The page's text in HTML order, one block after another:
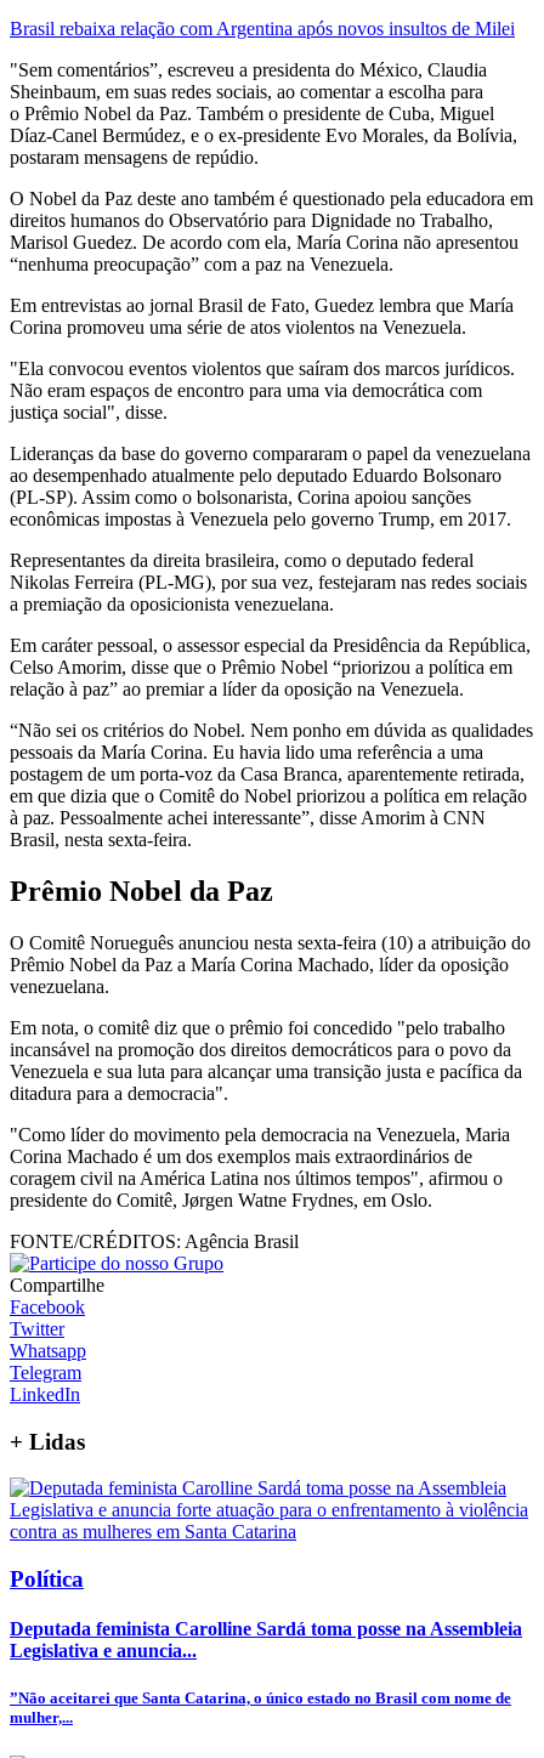
Brasil rebaixa relação com Argentina após novos insultos de Milei
"Sem comentários”, escreveu a presidenta do México, Claudia
Sheinbaum, em suas redes sociais, ao comentar a escolha para
o Prêmio Nobel da Paz. Também o presidente de Cuba, Miguel
Díaz-Canel Bermúdez, e o ex-presidente Evo Morales, da Bolívia,
postaram mensagens de repúdio.
O Nobel da Paz deste ano também é questionado pela educadora em
direitos humanos do Observatório para Dignidade no Trabalho,
Marisol Guedez. De acordo com ela, María Corina não apresentou
“nenhuma preocupação” com a paz na Venezuela.
Em entrevistas ao jornal Brasil de Fato, Guedez lembra que María
Corina promoveu uma série de atos violentos na Venezuela.
"Ela convocou eventos violentos que saíram dos marcos jurídicos.
Não eram espaços de encontro para uma via democrática com
justiça social", disse.
Lideranças da base do governo compararam o papel da venezuelana
ao desempenhado atualmente pelo deputado Eduardo Bolsonaro
(PL-SP). Assim como o bolsonarista, Corina apoiou sanções
econômicas impostas à Venezuela pelo governo Trump, em 2017.
Representantes da direita brasileira, como o deputado federal
Nikolas Ferreira (PL-MG), por sua vez, festejaram nas redes sociais
a premiação da oposicionista venezuelana.
Em caráter pessoal, o assessor especial da Presidência da República,
Celso Amorim, disse que o Prêmio Nobel “priorizou a política em
relação à paz” ao premiar a líder da oposição na Venezuela.
“Não sei os critérios do Nobel. Nem ponho em dúvida as qualidades
pessoais da María Corina. Eu havia lido uma referência a uma
postagem de um porta-voz da Casa Branca, aparentemente retirada,
em que dizia que o Comitê do Nobel priorizou a política em relação
à paz. Pessoalmente achei interessante”, disse Amorim à CNN
Brasil, nesta sexta-feira.
Prêmio Nobel da Paz
O Comitê Norueguês anunciou nesta sexta-feira (10) a atribuição do
Prêmio Nobel da Paz a María Corina Machado, líder da oposição
venezuelana.
Em nota, o comitê diz que o prêmio foi concedido "pelo trabalho
incansável na promoção dos direitos democráticos para o povo da
Venezuela e sua luta para alcançar uma transição justa e pacífica da
ditadura para a democracia".
"Como líder do movimento pela democracia na Venezuela, Maria
Corina Machado é um dos exemplos mais extraordinários de
coragem civil na América Latina nos últimos tempos", afirmou o
presidente do Comitê, Jørgen Watne Frydnes, em Oslo.
FONTE/CRÉDITOS: Agência Brasil
Compartilhe
Facebook
Twitter
Whatsapp
Telegram
LinkedIn
+ Lidas
Política
Deputada feminista Carolline Sardá toma posse na Assembleia
Legislativa e anuncia...
”Não aceitarei que Santa Catarina, o único estado no Brasil com nome de
mulher,...